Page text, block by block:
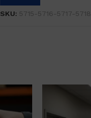
SKU: 5715-5716-5717-5718